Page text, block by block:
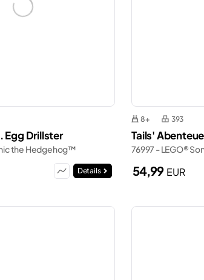
Egg Drillster
the Hedgehog™
Details
8+ 393
Tails'
76997 - LEGO®
54,99 EUR